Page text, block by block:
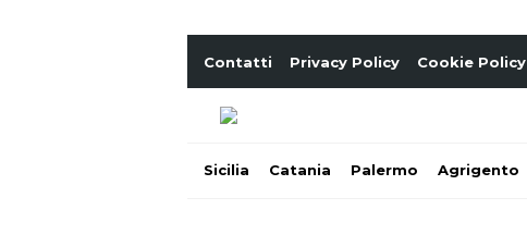
Contatti Privacy Policy Cookie Policy
Sicilia Catania Palermo Agrigento